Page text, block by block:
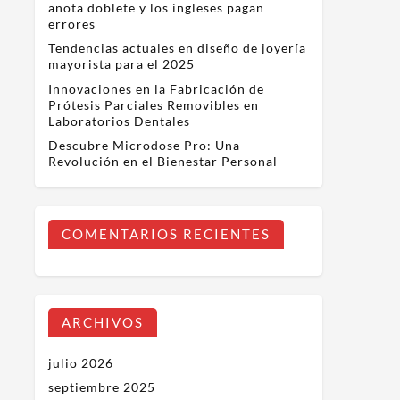
anota doblete y los ingleses pagan
errores
Tendencias actuales en diseño de joyería
mayorista para el 2025
Innovaciones en la Fabricación de
Prótesis Parciales Removibles en
Laboratorios Dentales
Descubre Microdose Pro: Una
Revolución en el Bienestar Personal
COMENTARIOS RECIENTES
ARCHIVOS
julio 2026
septiembre 2025